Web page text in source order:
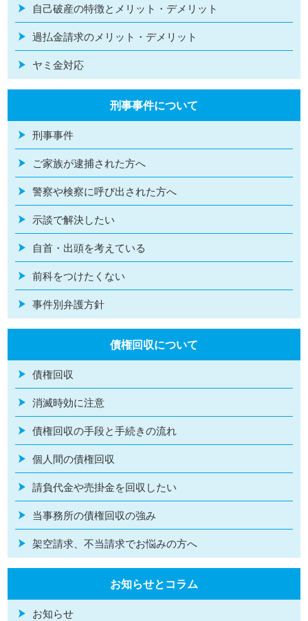
自己破産の特徴とメリット・デメリット
過払金請求のメリット・デメリット
ヤミ金対応
刑事事件について
刑事事件
ご家族が逮捕された方へ
警察や検察に呼び出された方へ
示談で解決したい
自首・出頭を考えている
前科をつけたくない
事件別弁護方針
債権回収について
債権回収
消滅時効に注意
債権回収の手段と手続きの流れ
個人間の債権回収
請負代金や売掛金を回収したい
当事務所の債権回収の強み
架空請求、不当請求でお悩みの方へ
お知らせとコラム
お知らせ